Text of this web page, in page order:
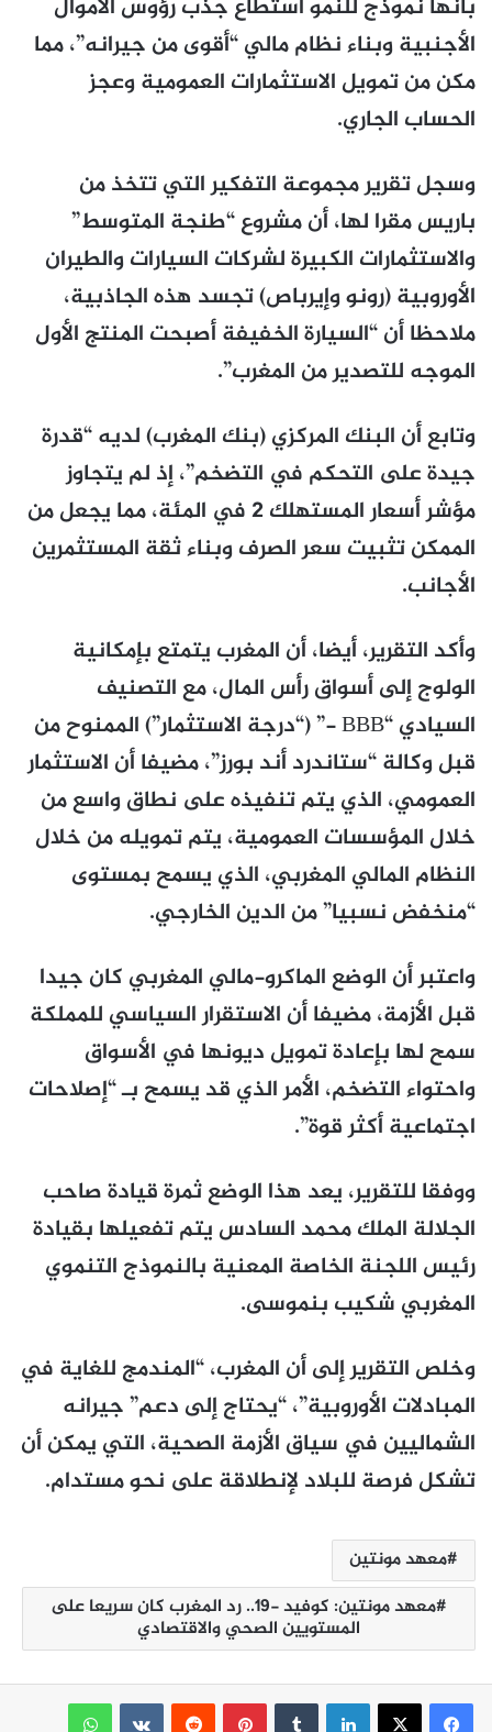
بأنها نموذج للنمو استطاع جذب رؤوس الأموال
الأجنبية وبناء نظام مالي “أقوى من جيرانه”، مما
مكن من تمويل الاستثمارات العمومية وعجز
الحساب الجاري.
وسجل تقرير مجموعة التفكير التي تتخذ من
باريس مقرا لها، أن مشروع “طنجة المتوسط”
والاستثمارات الكبيرة لشركات السيارات والطيران
الأوروبية (رونو وإيرباص) تجسد هذه الجاذبية،
ملاحظا أن “السيارة الخفيفة أصبحت المنتج الأول
الموجه للتصدير من المغرب”.
وتابع أن البنك المركزي (بنك المغرب) لديه “قدرة
جيدة على التحكم في التضخم”، إذ لم يتجاوز
مؤشر أسعار المستهلك 2 في المئة، مما يجعل من
الممكن تثبيت سعر الصرف وبناء ثقة المستثمرين
الأجانب.
وأكد التقرير، أيضا، أن المغرب يتمتع بإمكانية
الولوج إلى أسواق رأس المال، مع التصنيف
السيادي “BBB -” (“درجة الاستثمار”) الممنوح من
قبل وكالة “ستاندرد أند بورز”، مضيفا أن الاستثمار
العمومي، الذي يتم تنفيذه على نطاق واسع من
خلال المؤسسات العمومية، يتم تمويله من خلال
النظام المالي المغربي، الذي يسمح بمستوى
“منخفض نسبيا” من الدين الخارجي.
واعتبر أن الوضع الماكرو-مالي المغربي كان جيدا
قبل الأزمة، مضيفا أن الاستقرار السياسي للمملكة
سمح لها بإعادة تمويل ديونها في الأسواق
واحتواء التضخم، الأمر الذي قد يسمح بـ “إصلاحات
اجتماعية أكثر قوة”.
ووفقا للتقرير، يعد هذا الوضع ثمرة قيادة صاحب
الجلالة الملك محمد السادس يتم تفعيلها بقيادة
رئيس اللجنة الخاصة المعنية بالنموذج التنموي
المغربي شكيب بنموسى.
وخلص التقرير إلى أن المغرب، “المندمج للغاية في
المبادلات الأوروبية”، “يحتاج إلى دعم” جيرانه
الشماليين في سياق الأزمة الصحية، التي يمكن أن
تشكل فرصة للبلاد لإنطلاقة على نحو مستدام.
معهد مونتين
معهد مونتين: كوفيد -19.. رد المغرب كان سريعا على
المستويين الصحي والاقتصادي
لينكدإن بينتيريست
واتساب